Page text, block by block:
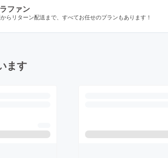
ファン
らリターン配送まで、すべてお任せのプランもあります！
ます